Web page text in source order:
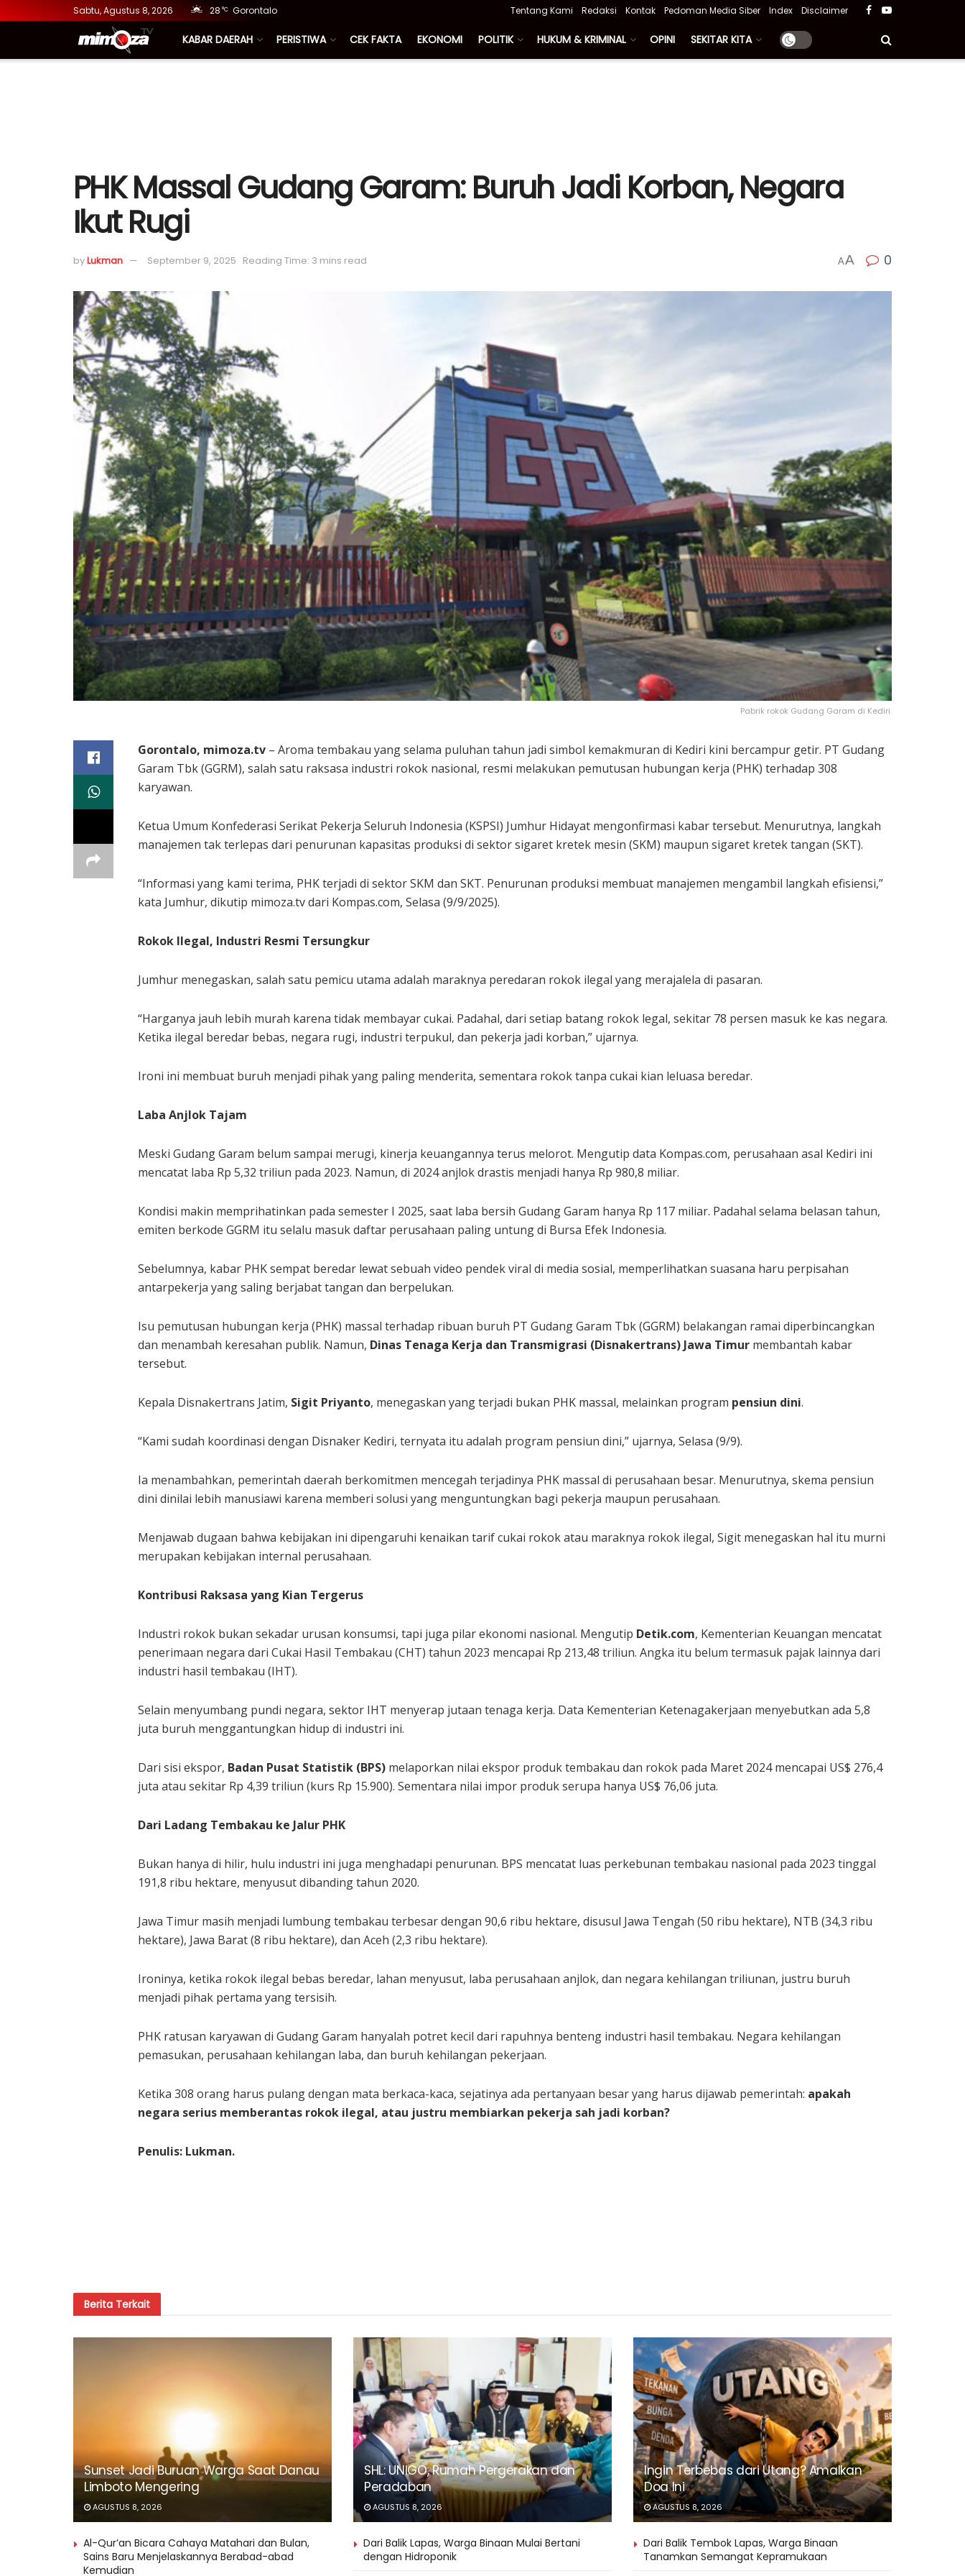
Sabtu, Agustus 8, 2026 28 °C Gorontalo Tentang Kami Redaksi Kontak Pedoman Media Siber Index Disclaimer
KABAR DAERAH PERISTIWA CEK FAKTA EKONOMI POLITIK HUKUM & KRIMINAL OPINI SEKITAR KITA
PHK Massal Gudang Garam: Buruh Jadi Korban, Negara
Ikut Rugi
byLukman September 9, 2025 Reading Time: 3 mins read AA 0
Pabrik rokok Gudang Garam di Kediri.
Gorontalo, mimoza.tv – Aroma tembakau yang selama puluhan tahun jadi simbol kemakmuran di Kediri kini bercampur getir. PT Gudang
Garam Tbk (GGRM), salah satu raksasa industri rokok nasional, resmi melakukan pemutusan hubungan kerja (PHK) terhadap 308
karyawan.
Ketua Umum Konfederasi Serikat Pekerja Seluruh Indonesia (KSPSI) Jumhur Hidayat mengonfirmasi kabar tersebut. Menurutnya, langkah
manajemen tak terlepas dari penurunan kapasitas produksi di sektor sigaret kretek mesin (SKM) maupun sigaret kretek tangan (SKT).
“Informasi yang kami terima, PHK terjadi di sektor SKM dan SKT. Penurunan produksi membuat manajemen mengambil langkah efisiensi,”
kata Jumhur, dikutip mimoza.tv dari Kompas.com, Selasa (9/9/2025).
Rokok Ilegal, Industri Resmi Tersungkur
Jumhur menegaskan, salah satu pemicu utama adalah maraknya peredaran rokok ilegal yang merajalela di pasaran.
“Harganya jauh lebih murah karena tidak membayar cukai. Padahal, dari setiap batang rokok legal, sekitar 78 persen masuk ke kas negara.
Ketika ilegal beredar bebas, negara rugi, industri terpukul, dan pekerja jadi korban,” ujarnya.
Ironi ini membuat buruh menjadi pihak yang paling menderita, sementara rokok tanpa cukai kian leluasa beredar.
Laba Anjlok Tajam
Meski Gudang Garam belum sampai merugi, kinerja keuangannya terus melorot. Mengutip data Kompas.com, perusahaan asal Kediri ini
mencatat laba Rp 5,32 triliun pada 2023. Namun, di 2024 anjlok drastis menjadi hanya Rp 980,8 miliar.
Kondisi makin memprihatinkan pada semester I 2025, saat laba bersih Gudang Garam hanya Rp 117 miliar. Padahal selama belasan tahun,
emiten berkode GGRM itu selalu masuk daftar perusahaan paling untung di Bursa Efek Indonesia.
Sebelumnya, kabar PHK sempat beredar lewat sebuah video pendek viral di media sosial, memperlihatkan suasana haru perpisahan
antarpekerja yang saling berjabat tangan dan berpelukan.
Isu pemutusan hubungan kerja (PHK) massal terhadap ribuan buruh PT Gudang Garam Tbk (GGRM) belakangan ramai diperbincangkan
dan menambah keresahan publik. Namun, Dinas Tenaga Kerja dan Transmigrasi (Disnakertrans) Jawa Timur membantah kabar
tersebut.
Kepala Disnakertrans Jatim, Sigit Priyanto, menegaskan yang terjadi bukan PHK massal, melainkan program pensiun dini.
“Kami sudah koordinasi dengan Disnaker Kediri, ternyata itu adalah program pensiun dini,” ujarnya, Selasa (9/9).
Ia menambahkan, pemerintah daerah berkomitmen mencegah terjadinya PHK massal di perusahaan besar. Menurutnya, skema pensiun
dini dinilai lebih manusiawi karena memberi solusi yang menguntungkan bagi pekerja maupun perusahaan.
Menjawab dugaan bahwa kebijakan ini dipengaruhi kenaikan tarif cukai rokok atau maraknya rokok ilegal, Sigit menegaskan hal itu murni
merupakan kebijakan internal perusahaan.
Kontribusi Raksasa yang Kian Tergerus
Industri rokok bukan sekadar urusan konsumsi, tapi juga pilar ekonomi nasional. Mengutip Detik.com, Kementerian Keuangan mencatat
penerimaan negara dari Cukai Hasil Tembakau (CHT) tahun 2023 mencapai Rp 213,48 triliun. Angka itu belum termasuk pajak lainnya dari
industri hasil tembakau (IHT).
Selain menyumbang pundi negara, sektor IHT menyerap jutaan tenaga kerja. Data Kementerian Ketenagakerjaan menyebutkan ada 5,8
juta buruh menggantungkan hidup di industri ini.
Dari sisi ekspor, Badan Pusat Statistik (BPS) melaporkan nilai ekspor produk tembakau dan rokok pada Maret 2024 mencapai US$ 276,4
juta atau sekitar Rp 4,39 triliun (kurs Rp 15.900). Sementara nilai impor produk serupa hanya US$ 76,06 juta.
Dari Ladang Tembakau ke Jalur PHK
Bukan hanya di hilir, hulu industri ini juga menghadapi penurunan. BPS mencatat luas perkebunan tembakau nasional pada 2023 tinggal
191,8 ribu hektare, menyusut dibanding tahun 2020.
Jawa Timur masih menjadi lumbung tembakau terbesar dengan 90,6 ribu hektare, disusul Jawa Tengah (50 ribu hektare), NTB (34,3 ribu
hektare), Jawa Barat (8 ribu hektare), dan Aceh (2,3 ribu hektare).
Ironinya, ketika rokok ilegal bebas beredar, lahan menyusut, laba perusahaan anjlok, dan negara kehilangan triliunan, justru buruh
menjadi pihak pertama yang tersisih.
PHK ratusan karyawan di Gudang Garam hanyalah potret kecil dari rapuhnya benteng industri hasil tembakau. Negara kehilangan
pemasukan, perusahaan kehilangan laba, dan buruh kehilangan pekerjaan.
Ketika 308 orang harus pulang dengan mata berkaca-kaca, sejatinya ada pertanyaan besar yang harus dijawab pemerintah: apakah
negara serius memberantas rokok ilegal, atau justru membiarkan pekerja sah jadi korban?
Penulis: Lukman.
Berita Terkait
Sunset Jadi Buruan Warga Saat Danau
Limboto Mengering
AGUSTUS 8, 2026
SHL: UNIGO, Rumah Pergerakan dan
Peradaban
AGUSTUS 8, 2026
Ingin Terbebas dari Utang? Amalkan
Doa Ini
AGUSTUS 8, 2026
Al-Qur’an Bicara Cahaya Matahari dan Bulan,
Sains Baru Menjelaskannya Berabad-abad
Kemudian
Dari Balik Lapas, Warga Binaan Mulai Bertani
dengan Hidroponik
Dari Balik Tembok Lapas, Warga Binaan
Tanamkan Semangat Kepramukaan